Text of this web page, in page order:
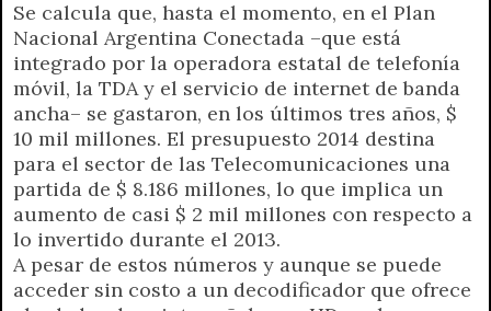
Se calcula que, hasta el momento, en el Plan
Nacional Argentina Conectada –que está
integrado por la operadora estatal de telefonía
móvil, la TDA y el servicio de internet de banda
ancha– se gastaron, en los últimos tres años, $
10 mil millones. El presupuesto 2014 destina
para el sector de las Telecomunicaciones una
partida de $ 8.186 millones, lo que implica un
aumento de casi $ 2 mil millones con respecto a
lo invertido durante el 2013.
A pesar de estos números y aunque se puede
acceder sin costo a un decodificador que ofrece